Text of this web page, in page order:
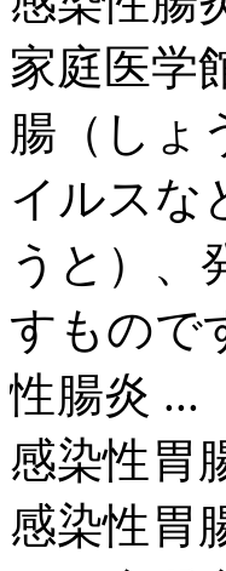
家庭医学
腸（しょ
イルスな
うと）、
すもので
性腸炎 ...
感染性胃
感染性胃